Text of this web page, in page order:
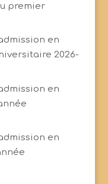
premier
en
2026-
en
en